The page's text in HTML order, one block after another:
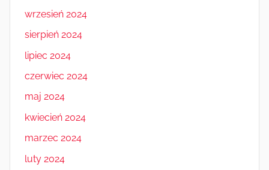
wrzesień 2024
sierpień 2024
lipiec 2024
czerwiec 2024
maj 2024
kwiecień 2024
marzec 2024
luty 2024